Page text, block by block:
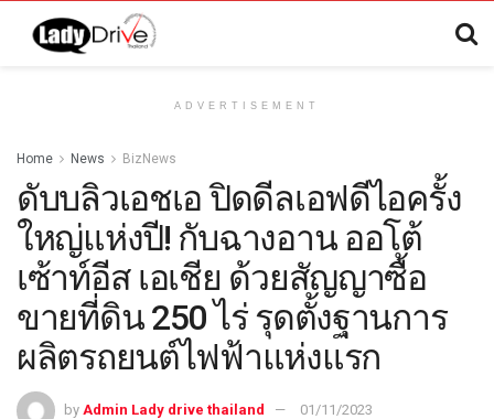
ADVERTISEMENT
Home News BizNews
ดับบลิวเอชเอ ปิดดีลเอฟดีไอครั้ง
ใหญ่แห่งปี! กับฉางอาน ออโต้
เซ้าท์อีส เอเชีย ด้วยสัญญาซื้อ
ขายที่ดิน 250 ไร่ รุดตั้งฐานการ
ผลิตรถยนต์ไฟฟ้าแห่งแรก
by Admin Lady drive thailand 01/11/2023